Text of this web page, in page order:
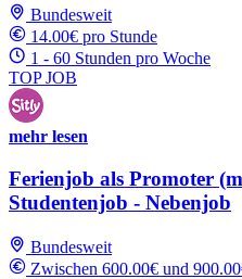
Bundesweit
14.00€ pro Stunde
1 - 60 Stunden pro Woche
TOP JOB
mehr lesen
Ferienjob als Promoter
Studentenjob - Nebenjob
Bundesweit
Zwischen 600.00€ und